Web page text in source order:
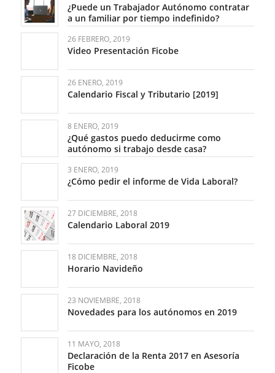
¿Puede un Trabajador Autónomo contratar
a un familiar por tiempo indefinido?
26 FEBRERO, 2019
Video Presentación Ficobe
26 ENERO, 2019
Calendario Fiscal y Tributario [2019]
8 ENERO, 2019
¿Qué gastos puedo deducirme como
autónomo si trabajo desde casa?
3 ENERO, 2019
¿Cómo pedir el informe de Vida Laboral?
27 DICIEMBRE, 2018
Calendario Laboral 2019
18 DICIEMBRE, 2018
Horario Navideño
23 NOVIEMBRE, 2018
Novedades para los autónomos en 2019
11 MAYO, 2018
Declaración de la Renta 2017 en Asesoría
Ficobe